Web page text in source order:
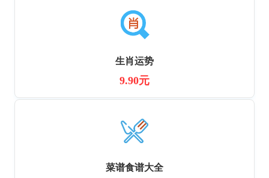
生肖运势
9.90元
菜谱食谱大全